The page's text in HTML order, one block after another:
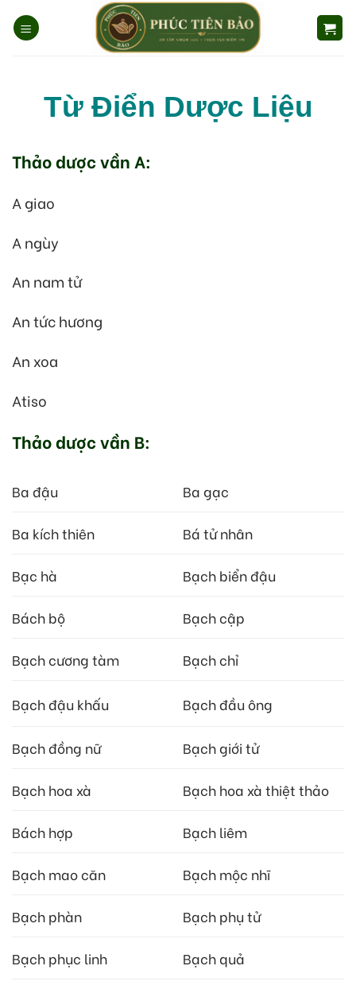
Từ Điển Dược Liệu
Thảo dược vần A:
A giao
A ngùy
An nam tử
An tức hương
An xoa
Atiso
Thảo dược vần B:
Ba đậu Ba gạc
Ba kích thiên Bá tử nhân
Bạc hà Bạch biển đậu
Bách bộ Bạch cập
Bạch cương tàm Bạch chỉ
Bạch đậu khấu Bạch đầu ông
Bạch đồng nữ Bạch giới tử
Bạch hoa xà Bạch hoa xà thiệt thảo
Bách hợp Bạch liêm
Bạch mao căn Bạch mộc nhĩ
Bạch phàn Bạch phụ tử
Bạch phục linh Bạch quả